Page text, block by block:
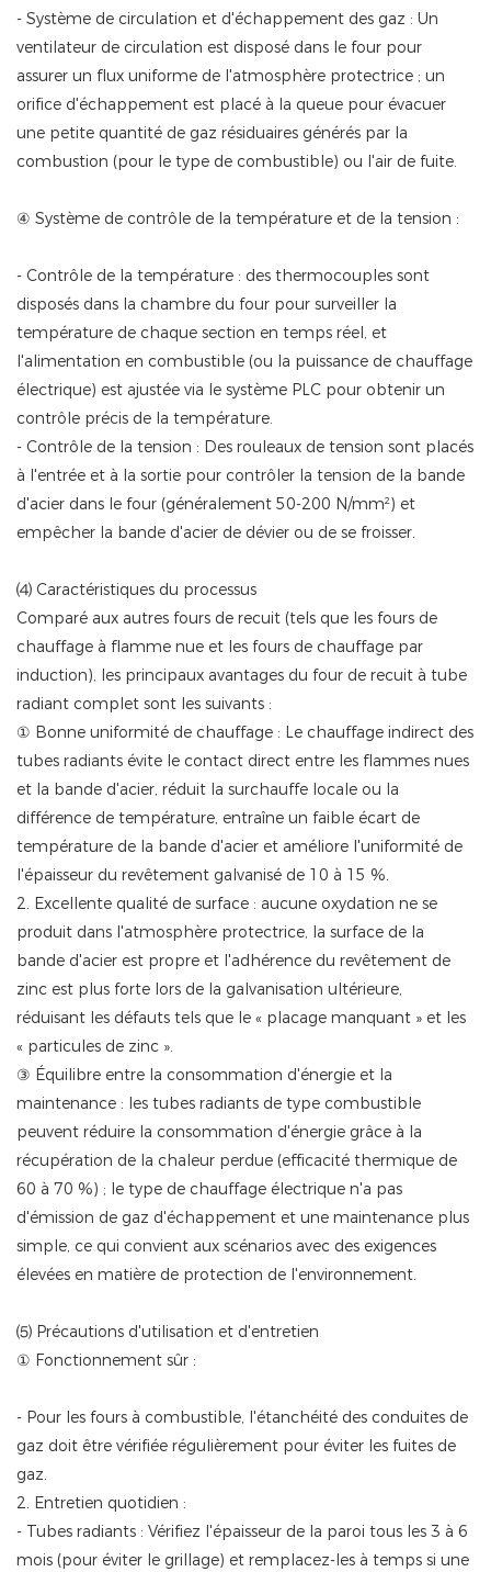
- Système de circulation et d'échappement des gaz : Un
ventilateur de circulation est disposé dans le four pour
assurer un flux uniforme de l'atmosphère protectrice ; un
orifice d'échappement est placé à la queue pour évacuer
une petite quantité de gaz résiduaires générés par la
combustion (pour le type de combustible) ou l'air de fuite.
④ Système de contrôle de la température et de la tension :
- Contrôle de la température : des thermocouples sont
disposés dans la chambre du four pour surveiller la
température de chaque section en temps réel, et
l'alimentation en combustible (ou la puissance de chauffage
électrique) est ajustée via le système PLC pour obtenir un
contrôle précis de la température.
- Contrôle de la tension : Des rouleaux de tension sont placés
à l'entrée et à la sortie pour contrôler la tension de la bande
d'acier dans le four (généralement 50-200 N/mm²) et
empêcher la bande d'acier de dévier ou de se froisser.
⑷ Caractéristiques du processus
Comparé aux autres fours de recuit (tels que les fours de
chauffage à flamme nue et les fours de chauffage par
induction), les principaux avantages du four de recuit à tube
radiant complet sont les suivants :
① Bonne uniformité de chauffage : Le chauffage indirect des
tubes radiants évite le contact direct entre les flammes nues
et la bande d'acier, réduit la surchauffe locale ou la
différence de température, entraîne un faible écart de
température de la bande d'acier et améliore l'uniformité de
l'épaisseur du revêtement galvanisé de 10 à 15 %.
2. Excellente qualité de surface : aucune oxydation ne se
produit dans l'atmosphère protectrice, la surface de la
bande d'acier est propre et l'adhérence du revêtement de
zinc est plus forte lors de la galvanisation ultérieure,
réduisant les défauts tels que le « placage manquant » et les
« particules de zinc ».
③ Équilibre entre la consommation d'énergie et la
maintenance : les tubes radiants de type combustible
peuvent réduire la consommation d'énergie grâce à la
récupération de la chaleur perdue (efficacité thermique de
60 à 70 %) ; le type de chauffage électrique n'a pas
d'émission de gaz d'échappement et une maintenance plus
simple, ce qui convient aux scénarios avec des exigences
élevées en matière de protection de l'environnement.
⑸ Précautions d'utilisation et d'entretien
① Fonctionnement sûr :
- Pour les fours à combustible, l'étanchéité des conduites de
gaz doit être vérifiée régulièrement pour éviter les fuites de
gaz.
2. Entretien quotidien :
- Tubes radiants : Vérifiez l'épaisseur de la paroi tous les 3 à 6
mois (pour éviter le grillage) et remplacez-les à temps si une